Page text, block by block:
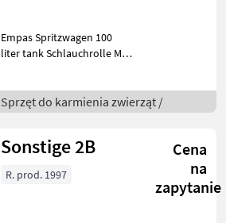
Empas Spritzwagen 100
liter tank Schlauchrolle Mit
pistoleWeitere
Informationen oder eine
Fragen Sie d
Sprzęt do karmienia zwierząt /
Sonstige 2B
Cena
na
zapytanie
R. prod. 1997